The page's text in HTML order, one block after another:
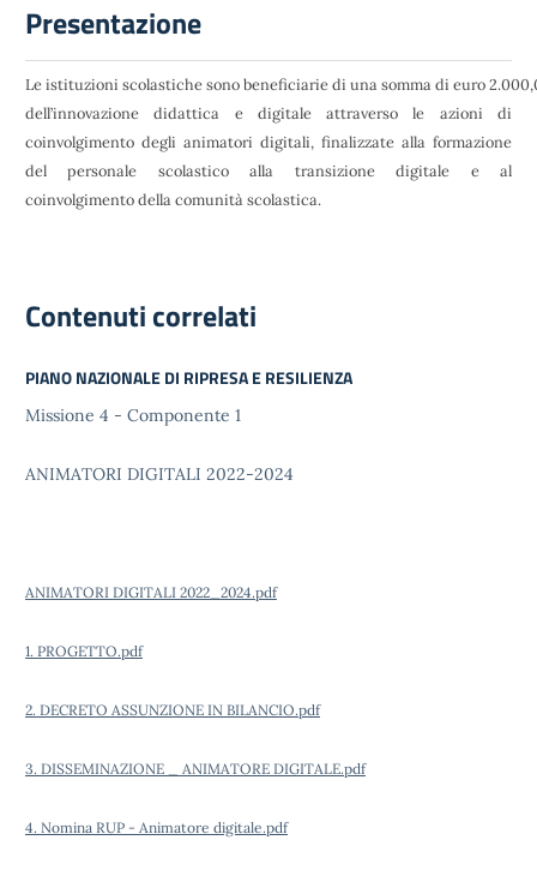
Presentazione
Le istituzioni scolastiche sono beneficiarie di una somma di euro
dell’innovazione didattica e digitale attraverso le azioni di
coinvolgimento degli animatori digitali, finalizzate alla formazione
del personale scolastico alla transizione digitale e al
coinvolgimento della comunità scolastica.
Contenuti correlati
PIANO NAZIONALE DI RIPRESA E RESILIENZA
Missione 4 - Componente 1
ANIMATORI DIGITALI 2022-2024
ANIMATORI DIGITALI 2022_2024.pdf
1. PROGETTO.pdf
2. DECRETO ASSUNZIONE IN BILANCIO.pdf
3. DISSEMINAZIONE _ ANIMATORE DIGITALE.pdf
4. Nomina RUP - Animatore digitale.pdf